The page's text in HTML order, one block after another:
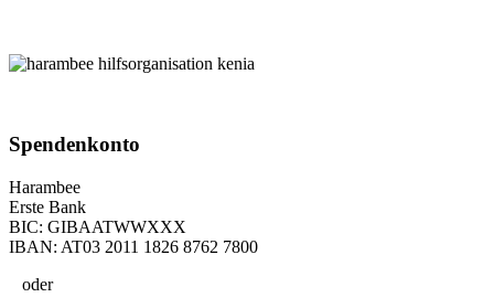
Spenden­konto
Harambee
Erste Bank
BIC: GIBAATWWXXX
IBAN: AT03 2011 1826 8762 7800
oder